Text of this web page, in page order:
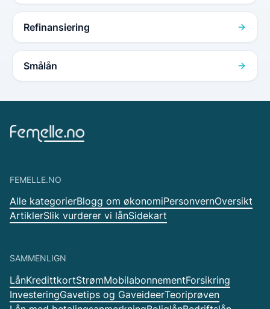
Refinansiering
Smålån
FEMELLE.NO
Alle kategorierBlogg om økonomiPersonvernOversikt
ArtiklerSlik vurderer vi lånSidekart
SAMMENLIGN
LånKredittkortStrømMobilabonnementForsikring
InvesteringGavetips og GaveideerTeoriprøven